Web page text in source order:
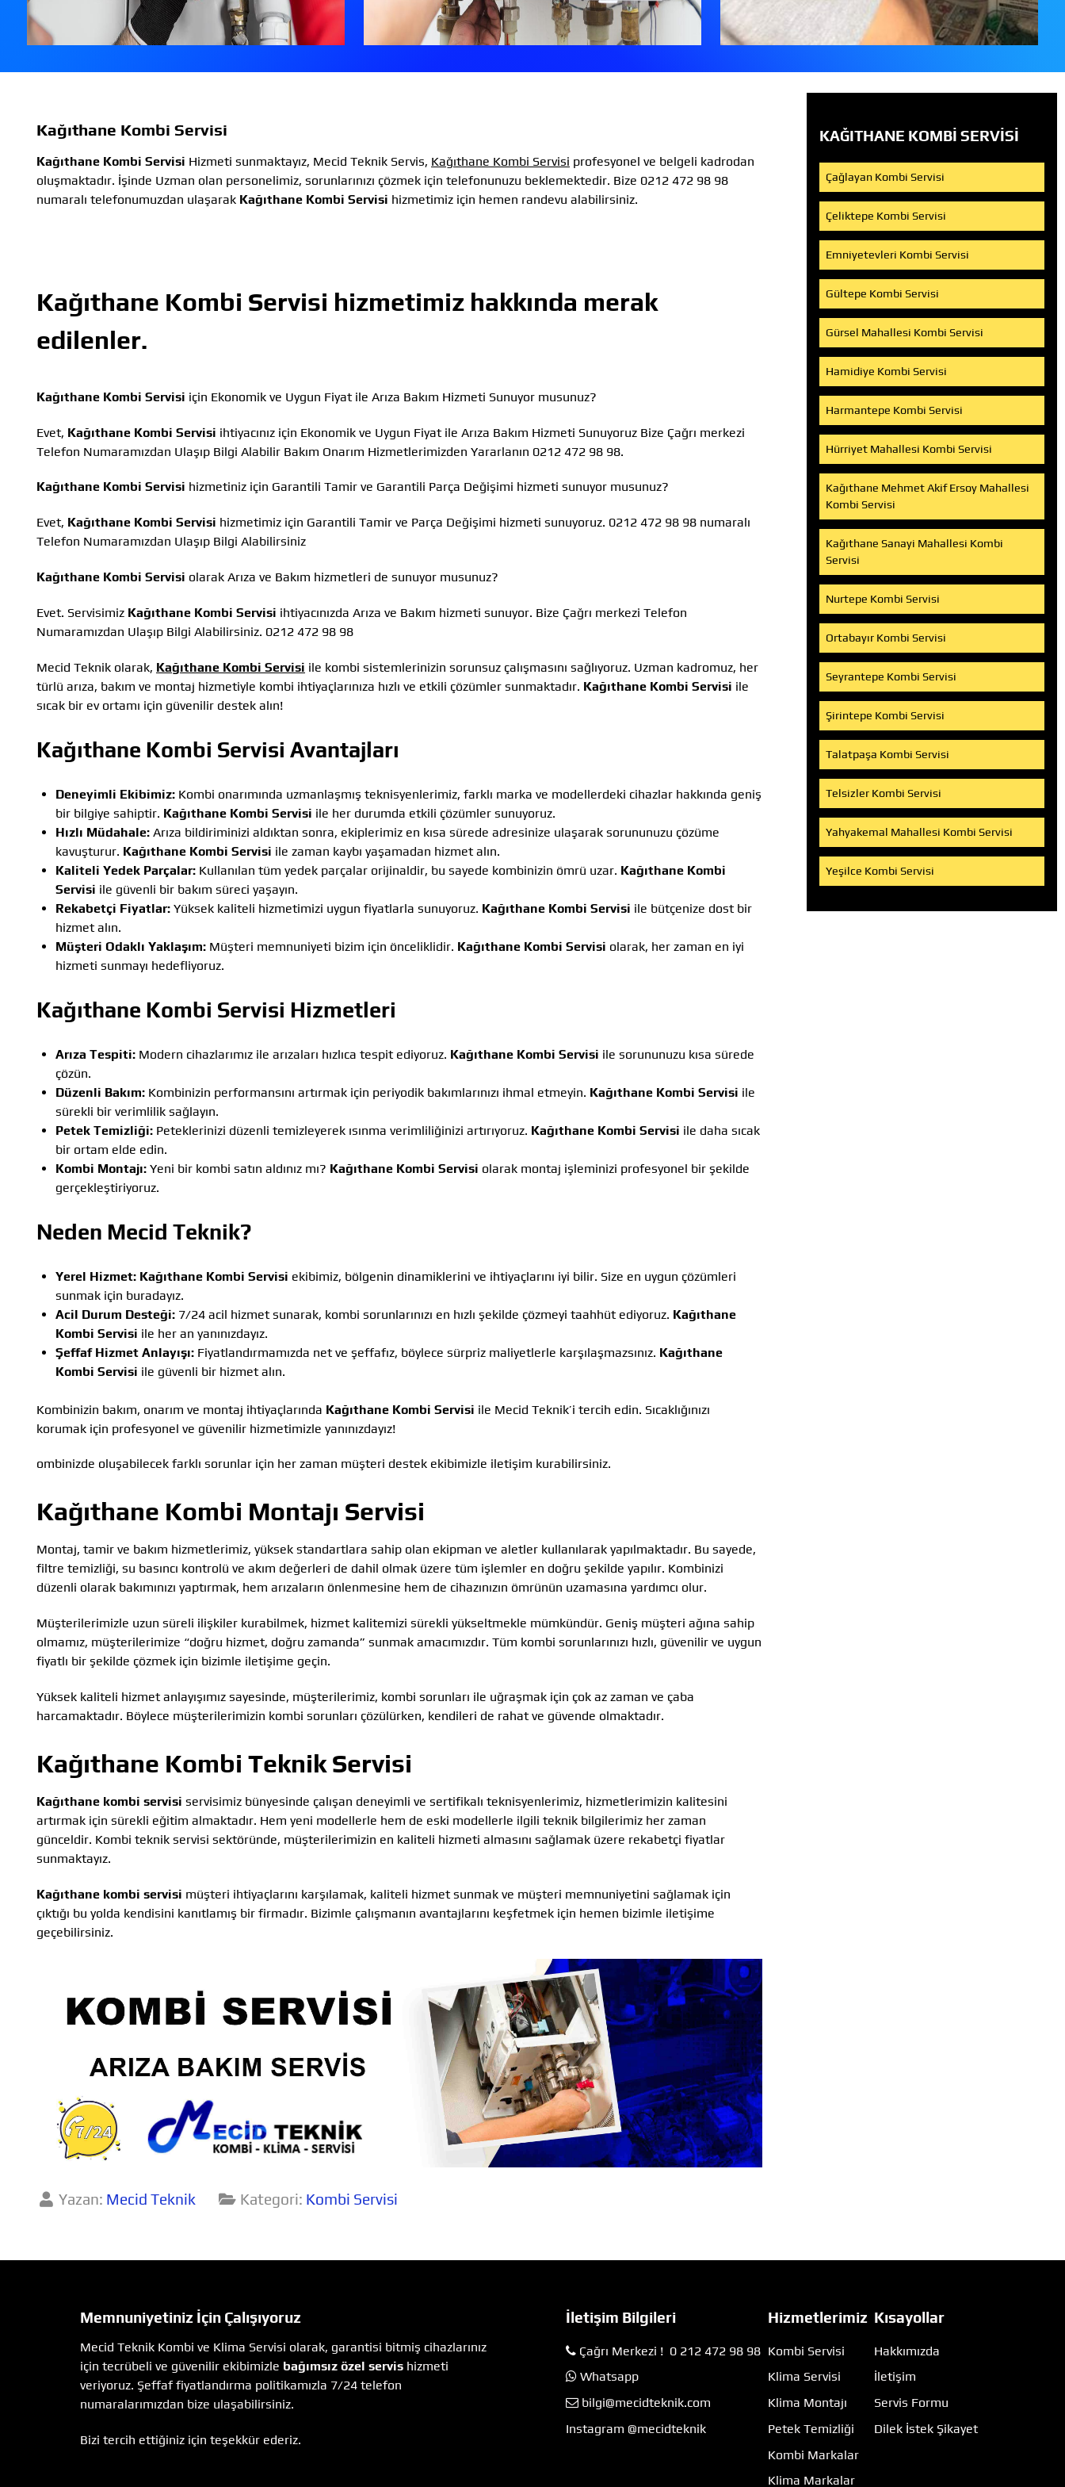
Kağıthane Kombi Servisi
Kağıthane Kombi Servisi Hizmeti sunmaktayız, Mecid Teknik Servis, Kağıthane Kombi Servisi profesyonel ve belgeli kadrodan
oluşmaktadır. İşinde Uzman olan personelimiz, sorunlarınızı çözmek için telefonunuzu beklemektedir. Bize 0212 472 98 98
numaralı telefonumuzdan ulaşarak Kağıthane Kombi Servisi hizmetimiz için hemen randevu alabilirsiniz.
Kağıthane Kombi Servisi hizmetimiz hakkında merak
edilenler.
Kağıthane Kombi Servisi için Ekonomik ve Uygun Fiyat ile Arıza Bakım Hizmeti Sunuyor musunuz?
Evet, Kağıthane Kombi Servisi ihtiyacınız için Ekonomik ve Uygun Fiyat ile Arıza Bakım Hizmeti Sunuyoruz Bize Çağrı merkezi
Telefon Numaramızdan Ulaşıp Bilgi Alabilir Bakım Onarım Hizmetlerimizden Yararlanın 0212 472 98 98.
Kağıthane Kombi Servisi hizmetiniz için Garantili Tamir ve Garantili Parça Değişimi hizmeti sunuyor musunuz?
Evet, Kağıthane Kombi Servisi hizmetimiz için Garantili Tamir ve Parça Değişimi hizmeti sunuyoruz. 0212 472 98 98 numaralı
Telefon Numaramızdan Ulaşıp Bilgi Alabilirsiniz
Kağıthane Kombi Servisi olarak Arıza ve Bakım hizmetleri de sunuyor musunuz?
Evet. Servisimiz Kağıthane Kombi Servisi ihtiyacınızda Arıza ve Bakım hizmeti sunuyor. Bize Çağrı merkezi Telefon
Numaramızdan Ulaşıp Bilgi Alabilirsiniz. 0212 472 98 98
Mecid Teknik olarak, Kağıthane Kombi Servisi ile kombi sistemlerinizin sorunsuz çalışmasını sağlıyoruz. Uzman kadromuz, her
türlü arıza, bakım ve montaj hizmetiyle kombi ihtiyaçlarınıza hızlı ve etkili çözümler sunmaktadır. Kağıthane Kombi Servisi ile
sıcak bir ev ortamı için güvenilir destek alın!
Kağıthane Kombi Servisi Avantajları
Deneyimli Ekibimiz: Kombi onarımında uzmanlaşmış teknisyenlerimiz, farklı marka ve modellerdeki cihazlar hakkında geniş
bir bilgiye sahiptir. Kağıthane Kombi Servisi ile her durumda etkili çözümler sunuyoruz.
Hızlı Müdahale: Arıza bildiriminizi aldıktan sonra, ekiplerimiz en kısa sürede adresinize ulaşarak sorununuzu çözüme
kavuşturur. Kağıthane Kombi Servisi ile zaman kaybı yaşamadan hizmet alın.
Kaliteli Yedek Parçalar: Kullanılan tüm yedek parçalar orijinaldir, bu sayede kombinizin ömrü uzar. Kağıthane Kombi
Servisi ile güvenli bir bakım süreci yaşayın.
Rekabetçi Fiyatlar: Yüksek kaliteli hizmetimizi uygun fiyatlarla sunuyoruz. Kağıthane Kombi Servisi ile bütçenize dost bir
hizmet alın.
Müşteri Odaklı Yaklaşım: Müşteri memnuniyeti bizim için önceliklidir. Kağıthane Kombi Servisi olarak, her zaman en iyi
hizmeti sunmayı hedefliyoruz.
Kağıthane Kombi Servisi Hizmetleri
Arıza Tespiti: Modern cihazlarımız ile arızaları hızlıca tespit ediyoruz. Kağıthane Kombi Servisi ile sorununuzu kısa sürede
çözün.
Düzenli Bakım: Kombinizin performansını artırmak için periyodik bakımlarınızı ihmal etmeyin. Kağıthane Kombi Servisi ile
sürekli bir verimlilik sağlayın.
Petek Temizliği: Peteklerinizi düzenli temizleyerek ısınma verimliliğinizi artırıyoruz. Kağıthane Kombi Servisi ile daha sıcak
bir ortam elde edin.
Kombi Montajı: Yeni bir kombi satın aldınız mı? Kağıthane Kombi Servisi olarak montaj işleminizi profesyonel bir şekilde
gerçekleştiriyoruz.
Neden Mecid Teknik?
Yerel Hizmet: Kağıthane Kombi Servisi ekibimiz, bölgenin dinamiklerini ve ihtiyaçlarını iyi bilir. Size en uygun çözümleri
sunmak için buradayız.
Acil Durum Desteği: 7/24 acil hizmet sunarak, kombi sorunlarınızı en hızlı şekilde çözmeyi taahhüt ediyoruz. Kağıthane
Kombi Servisi ile her an yanınızdayız.
Şeffaf Hizmet Anlayışı: Fiyatlandırmamızda net ve şeffafız, böylece sürpriz maliyetlerle karşılaşmazsınız. Kağıthane
Kombi Servisi ile güvenli bir hizmet alın.
Kombinizin bakım, onarım ve montaj ihtiyaçlarında Kağıthane Kombi Servisi ile Mecid Teknik’i tercih edin. Sıcaklığınızı
korumak için profesyonel ve güvenilir hizmetimizle yanınızdayız!
ombinizde oluşabilecek farklı sorunlar için her zaman müşteri destek ekibimizle iletişim kurabilirsiniz.
Kağıthane Kombi Montajı Servisi
Montaj, tamir ve bakım hizmetlerimiz, yüksek standartlara sahip olan ekipman ve aletler kullanılarak yapılmaktadır. Bu sayede,
filtre temizliği, su basıncı kontrolü ve akım değerleri de dahil olmak üzere tüm işlemler en doğru şekilde yapılır. Kombinizi
düzenli olarak bakımınızı yaptırmak, hem arızaların önlenmesine hem de cihazınızın ömrünün uzamasına yardımcı olur.
Müşterilerimizle uzun süreli ilişkiler kurabilmek, hizmet kalitemizi sürekli yükseltmekle mümkündür. Geniş müşteri ağına sahip
olmamız, müşterilerimize “doğru hizmet, doğru zamanda” sunmak amacımızdır. Tüm kombi sorunlarınızı hızlı, güvenilir ve uygun
fiyatlı bir şekilde çözmek için bizimle iletişime geçin.
Yüksek kaliteli hizmet anlayışımız sayesinde, müşterilerimiz, kombi sorunları ile uğraşmak için çok az zaman ve çaba
harcamaktadır. Böylece müşterilerimizin kombi sorunları çözülürken, kendileri de rahat ve güvende olmaktadır.
Kağıthane Kombi Teknik Servisi
Kağıthane kombi servisi servisimiz bünyesinde çalışan deneyimli ve sertifikalı teknisyenlerimiz, hizmetlerimizin kalitesini
artırmak için sürekli eğitim almaktadır. Hem yeni modellerle hem de eski modellerle ilgili teknik bilgilerimiz her zaman
günceldir. Kombi teknik servisi sektöründe, müşterilerimizin en kaliteli hizmeti almasını sağlamak üzere rekabetçi fiyatlar
sunmaktayız.
Kağıthane kombi servisi müşteri ihtiyaçlarını karşılamak, kaliteli hizmet sunmak ve müşteri memnuniyetini sağlamak için
çıktığı bu yolda kendisini kanıtlamış bir firmadır. Bizimle çalışmanın avantajlarını keşfetmek için hemen bizimle iletişime
geçebilirsiniz.
Yazan: Mecid Teknik Kategori: Kombi Servisi
KAĞITHANE KOMBI SERVISI
Çağlayan Kombi Servisi
Çeliktepe Kombi Servisi
Emniyetevleri Kombi Servisi
Gültepe Kombi Servisi
Gürsel Mahallesi Kombi Servisi
Hamidiye Kombi Servisi
Harmantepe Kombi Servisi
Hürriyet Mahallesi Kombi Servisi
Kağıthane Mehmet Akif Ersoy Mahallesi
Kombi Servisi
Kağıthane Sanayi Mahallesi Kombi
Servisi
Nurtepe Kombi Servisi
Ortabayır Kombi Servisi
Seyrantepe Kombi Servisi
Şirintepe Kombi Servisi
Talatpaşa Kombi Servisi
Telsizler Kombi Servisi
Yahyakemal Mahallesi Kombi Servisi
Yeşilce Kombi Servisi
Memnuniyetiniz İçin Çalışıyoruz
Mecid Teknik Kombi ve Klima Servisi olarak, garantisi bitmiş cihazlarınız
için tecrübeli ve güvenilir ekibimizle bağımsız özel servis hizmeti
veriyoruz. Şeffaf fiyatlandırma politikamızla 7/24 telefon
numaralarımızdan bize ulaşabilirsiniz.
Bizi tercih ettiğiniz için teşekkür ederiz.
İletişim Bilgileri
Çağrı Merkezi ! 0 212 472 98 98
Whatsapp
bilgi@mecidteknik.com
Instagram @mecidteknik
Hizmetlerimiz
Kombi Servisi
Klima Servisi
Klima Montajı
Petek Temizliği
Kombi Markalar
Klima Markalar
Kısayollar
Hakkımızda
İletişim
Servis Formu
Dilek İstek Şikayet